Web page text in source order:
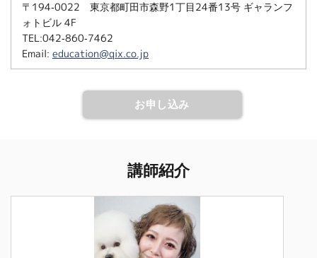
〒194-0022 東京都町田市森野1丁目24番13号 ギャランフ
ォトビル 4F
TEL:042-860-7462
Email: education@qix.co.jp
お申し込み
講師紹介